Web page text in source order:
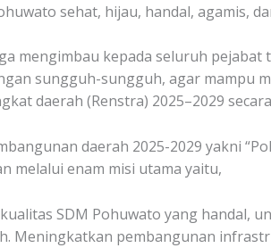
sehat, hijau, handal, agamis,
mengimbau kepada seluruh
sungguh-sungguh, agar mampu
daerah (Renstra) 2025–2029
daerah 2025-2029 yakni
melalui enam misi utama yaitu,
SDM Pohuwato yang handal,
Meningkatkan pembangunan